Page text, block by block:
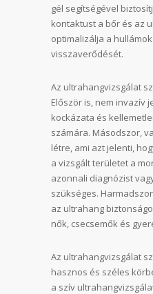
gél segítségével
kontaktust a bőr és az
optimalizálja a
visszaverődését.
Az ultrahangvizsgálat
Először is, nem invazív
kockázata és
számára. Másodszor,
létre, ami azt jelenti,
a vizsgált területet a
azonnali diagnózist
szükséges.
az ultrahang
nők, csecsemők és
Az ultrahangvizsgálat
hasznos és széles
a szív